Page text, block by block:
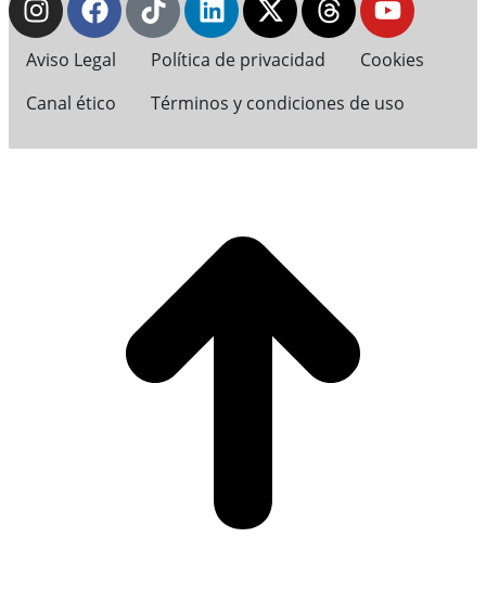
Aviso Legal Política de privacidad
Cookies
Canal ético
Términos y condiciones de uso